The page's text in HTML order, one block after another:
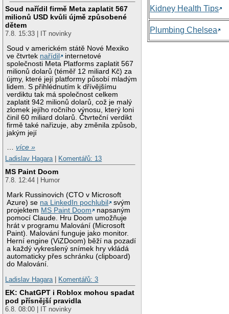
Soud nařídil firmě Meta zaplatit 567
milionů USD kvůli újmě způsobené
dětem
7.8. 15:33 | IT novinky
Soud v americkém státě Nové Mexiko
ve čtvrtek nařídil
internetové
společnosti Meta Platforms zaplatit 567
milionů dolarů (téměř 12 miliard Kč) za
újmy, které její platformy působí mladým
lidem. S přihlédnutím k dřívějšímu
verdiktu tak má společnost celkem
zaplatit 942 milionů dolarů, což je malý
zlomek jejího ročního výnosu, který loni
činil 60 miliard dolarů. Čtvrteční verdikt
firmě také nařizuje, aby změnila způsob,
jakým její
…více »
Ladislav Hagara
Komentářů: 13
MS Paint Doom
7.8. 12:44 | Humor
Mark Russinovich (CTO v Microsoft
Azure) se na LinkedIn pochlubil
svým
projektem MS Paint Doom
napsaným
pomocí Claude. Hru Doom umožňuje
hrát v programu Malování (Microsoft
Paint). Malování funguje jako monitor.
Herní engine (ViZDoom) běží na pozadí
a každý vykreslený snímek hry vkládá
automaticky přes schránku (clipboard)
do Malování.
Ladislav Hagara
Komentářů: 3
EK: ChatGPT i Roblox mohou spadat
pod přísnější pravidla
6.8. 08:00 | IT novinky
Kidney Health Tips
Plumbing Chelsea